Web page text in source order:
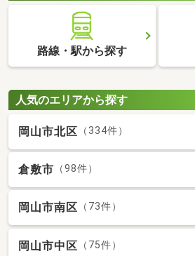
路線・駅から探す
人気のエリアから探す
岡山市北区 （334件）
倉敷市 （98件）
岡山市南区 （73件）
岡山市中区 （75件）